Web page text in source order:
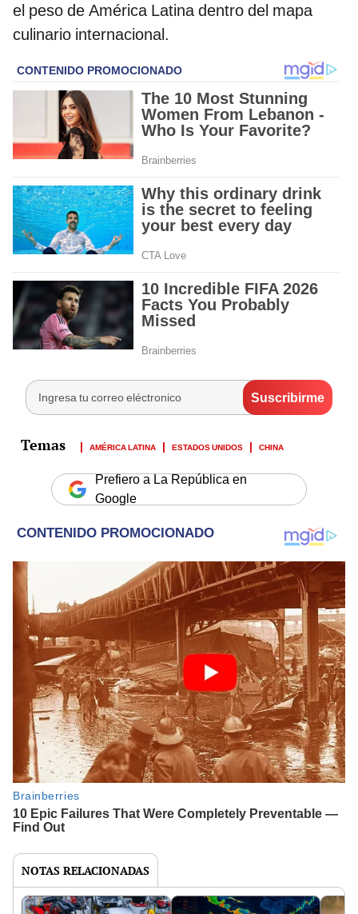
el peso de América Latina dentro del mapa
culinario internacional.
AMÉRICA LATINA ESTADOS UNIDOS CHINA
Prefiero a La República en
Google
NOTAS RELACIONADAS